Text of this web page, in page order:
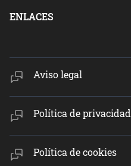
ENLACES
Aviso legal
Política de privacidad
Política de cookies